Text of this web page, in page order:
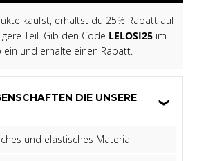
kaufst, erhältst du 25% Rabatt auf
Teil. Gib den Code LELOSI25 im
ein und erhalte einen Rabatt.
DIE UNSERE
und elastisches Material